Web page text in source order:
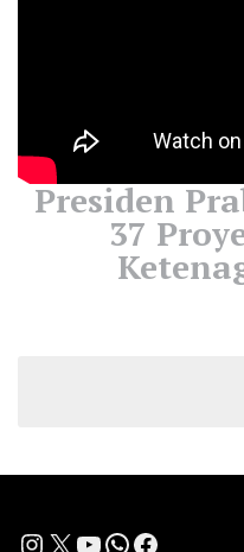
Presiden
37
Instagram
X YouTube
WhatsApp
Facebook